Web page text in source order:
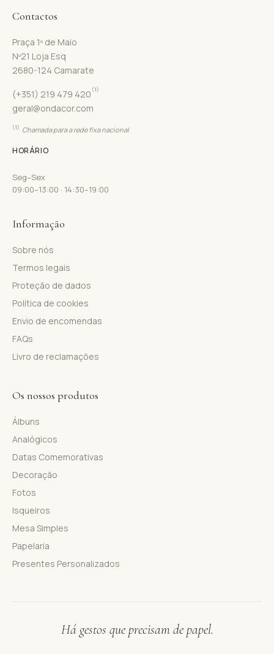
Contactos
Praça 1º de Maio
Nº21 Loja Esq
2680-124 Camarate
(+351) 219 479 420 (1)
geral@ondacor.com
(1) Chamada para a rede fixa nacional
HORÁRIO
Seg–Sex
09:00–13:00 · 14:30–19:00
Informação
Sobre nós
Termos legais
Proteção de dados
Política de cookies
Envio de encomendas
FAQs
Livro de reclamações
Os nossos produtos
Álbuns
Analógicos
Datas Comemorativas
Decoração
Fotos
Isqueiros
Mesa Simples
Papelaria
Presentes Personalizados
Há gestos que precisam de papel.